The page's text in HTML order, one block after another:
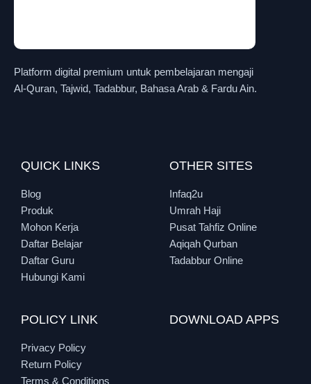
Platform digital premium untuk pembelajaran mengaji
Al-Quran, Tajwid, Tadabbur, Bahasa Arab & Fardu Ain.
QUICK LINKS
Blog
Produk
Mohon Kerja
Daftar Belajar
Daftar Guru
Hubungi Kami
OTHER SITES
Infaq2u
Umrah Haji
Pusat Tahfiz Online
Aqiqah Qurban
Tadabbur Online
POLICY LINK
Privacy Policy
Return Policy
Terms & Conditions
DOWNLOAD APPS